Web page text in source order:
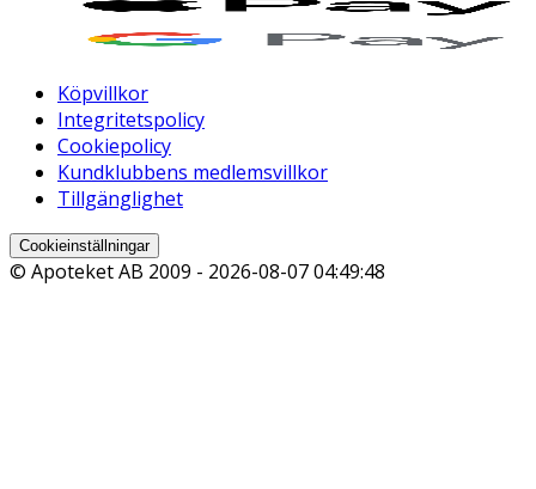
Köpvillkor
Integritetspolicy
Cookiepolicy
Kundklubbens medlemsvillkor
Tillgänglighet
Cookieinställningar
© Apoteket AB 2009 - 2026-08-07 04:49:48